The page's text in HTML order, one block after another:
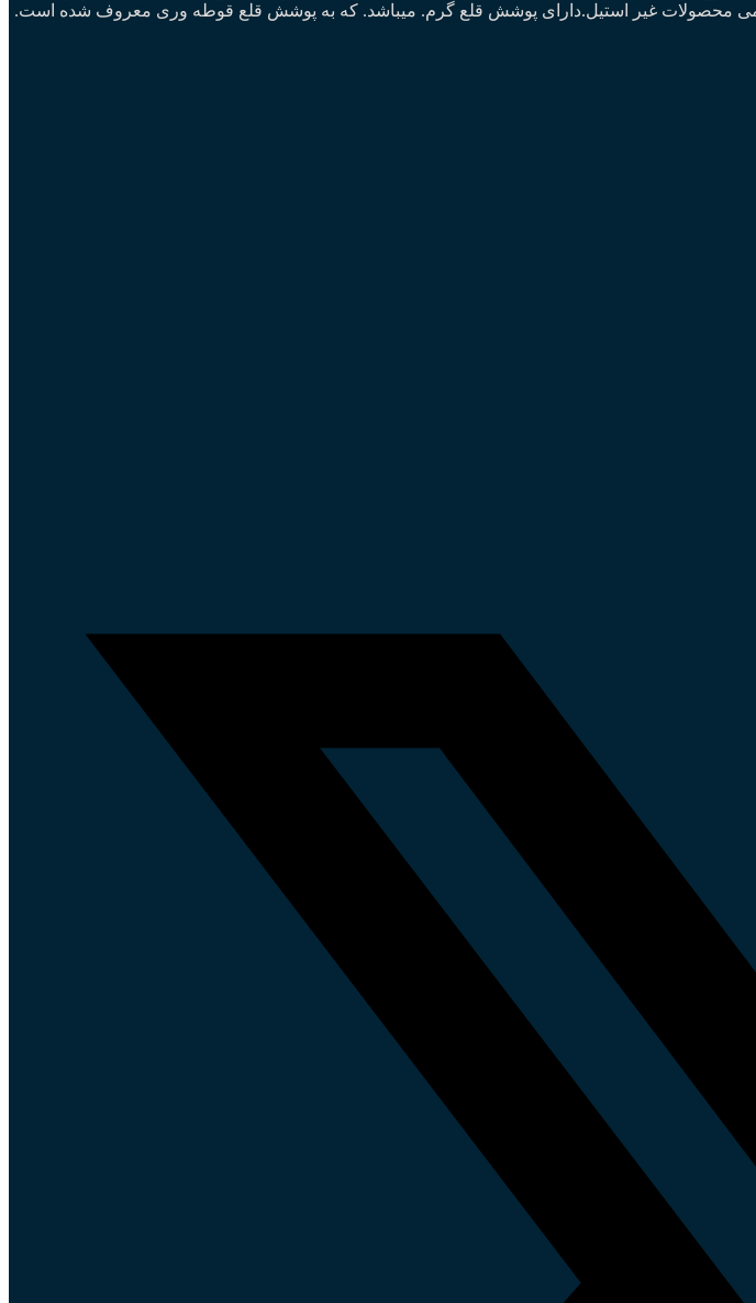
محصولات غیر استیل.دارای پوشش قلع گرم. میباشد. که به پوشش قلع قوطه وری معروف شده است.